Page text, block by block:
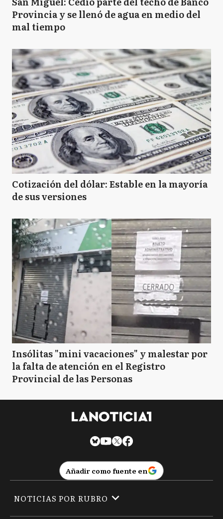
Provincia y se llenó de agua en medio del
mal tiempo
Cotización del dólar: Estable en la mayoría
de sus versiones
Insólitas "mini vacaciones" y malestar por
la falta de atención en el Registro
Provincial de las Personas
Añadir como fuente en
NOTICIAS POR RUBRO